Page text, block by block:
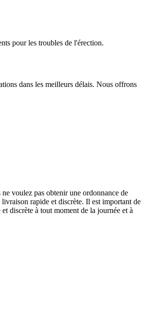
pour les troubles de l'érection.
dans les meilleurs délais. Nous offrons
voulez pas obtenir une ordonnance de
rapide et discrète. Il est important de
discrète à tout moment de la journée et à